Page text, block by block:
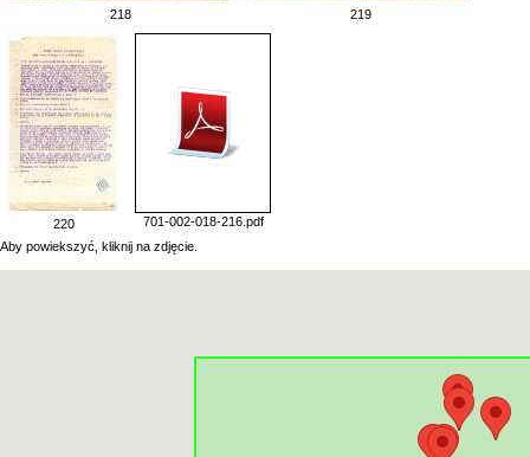
218 219
220
701-002-018-216.pdf
Aby powiekszyć, kliknij na zdjęcie.